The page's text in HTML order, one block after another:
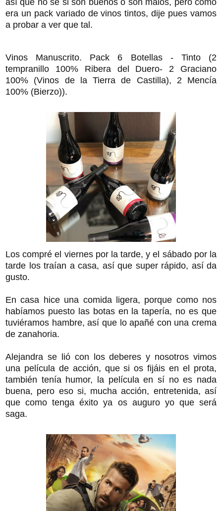
era un pack variado de vinos tintos, dije pues vamos
a probar a ver que tal.
Vinos Manuscrito. Pack 6 Botellas - Tinto (2
tempranillo 100% Ribera del Duero- 2 Graciano
100% (Vinos de la Tierra de Castilla), 2 Mencía
100% (Bierzo)).
Los compré el viernes por la tarde, y el sábado por la
tarde los traían a casa, así que super rápido, así da
gusto.
En casa hice una comida ligera, porque como nos
habíamos puesto las botas en la tapería, no es que
tuviéramos hambre, así que lo apañé con una crema
de zanahoria.
Alejandra se lió con los deberes y nosotros vimos
una película de acción, que si os fijáis en el prota,
también tenía humor, la película en sí no es nada
buena, pero eso si, mucha acción, entretenida, así
que como tenga éxito ya os auguro yo que será
saga.